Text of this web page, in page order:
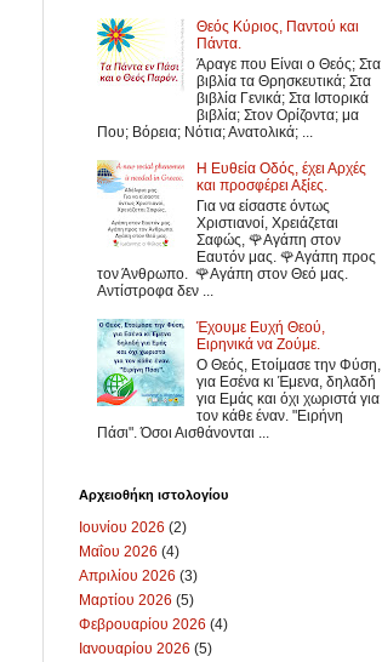
Θεός Κύριος, Παντού και
Πάντα.
Άραγε που Είναι ο Θεός; Στα
βιβλία τα Θρησκευτικά; Στα
βιβλία Γενικά; Στα Ιστορικά
βιβλία; Στον Ορίζοντα; μα
Που; Βόρεια; Νότια; Ανατολικά; ...
Η Ευθεία Οδός, έχει Αρχές
και προσφέρει Αξίες.
Για να είσαστε όντως
Χριστιανοί, Χρειάζεται
Σαφώς, 🌹Αγάπη στον
Εαυτόν μας. 🌹Αγάπη προς
τον Άνθρωπο. 🌹Αγάπη στον Θεό μας.
Αντίστροφα δεν ...
Έχουμε Ευχή Θεού,
Ειρηνικά να Ζούμε.
Ο Θεός, Ετοίμασε την Φύση,
για Εσένα κι Έμενα, δηλαδή
για Εμάς και όχι χωριστά για
τον κάθε έναν. "Ειρήνη
Πάσι". Όσοι Αισθάνονται ...
Αρχειοθήκη ιστολογίου
Ιουνίου 2026 (2)
Μαΐου 2026 (4)
Απριλίου 2026 (3)
Μαρτίου 2026 (5)
Φεβρουαρίου 2026 (4)
Ιανουαρίου 2026 (5)